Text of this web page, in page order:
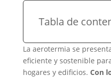
Tabla de
La aerotermia se
eficiente y sostenible
hogares y edificios. Con